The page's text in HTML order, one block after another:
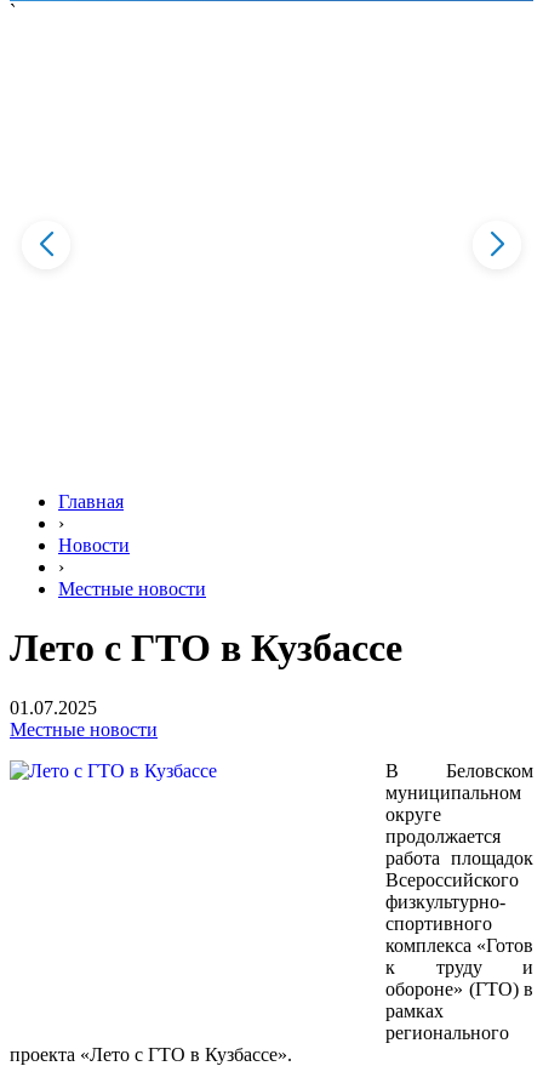
`
Главная
›
Новости
›
Местные новости
Лето с ГТО в Кузбассе
01.07.2025
Местные новости
В Беловском
муниципальном
округе
продолжается
работа площадок
Всероссийского
физкультурно-
спортивного
комплекса «Готов
к труду и
обороне» (ГТО) в
рамках
регионального
проекта «Лето с ГТО в Кузбассе».